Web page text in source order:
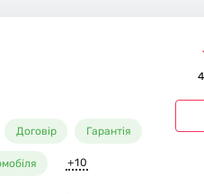
Договір Гарантія
+10
4